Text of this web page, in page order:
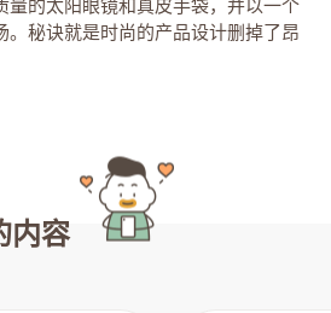
量的太阳眼镜和真皮手袋，并以一个
。秘诀就是时尚的产品设计删掉了昂
内容